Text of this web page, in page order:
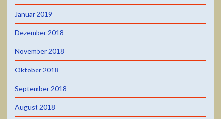
Januar 2019
Dezember 2018
November 2018
Oktober 2018
September 2018
August 2018